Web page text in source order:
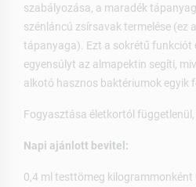
szabályozása, a maradék
szénláncú zsírsavak termelése (ez
tápanyaga). Ezt a sokrétű funkciót
egyensúlyt az almapektin segíti,
alkotó hasznos baktériumok egyik
Fogyasztása életkortól
Napi ajánlott bevitel:
0,4 ml testtömeg kilogrammonként